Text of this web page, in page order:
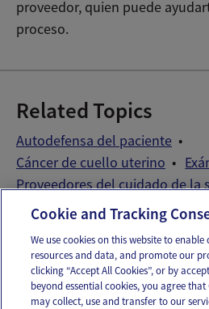
proveedor, quien puede
proceso.
Related Topics
Autodefensa del paciente
Cáncer de cuello uterino
Proveedores del cuidado de la
STDs and STIs
Trastornos
Email Text
Cookie and Tracking
We use cookies on this website to
resources and data, and promote our
clicking “Accept All Cookies”, or by
beyond essential cookies, you agree
may collect, use and transfer to our